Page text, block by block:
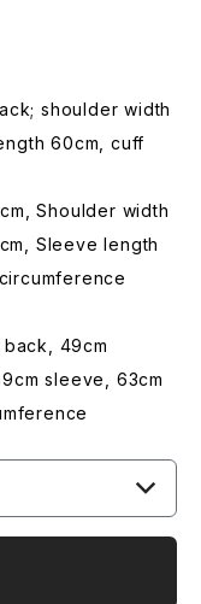
shoulder width
60cm, cuff
Shoulder width
Sleeve length
back, 49cm
sleeve, 63cm